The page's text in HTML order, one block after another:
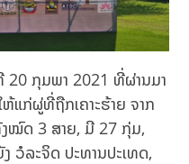
20 ກຸມພາ 2021 ທີ່ຜ່ານມາ
ແກ່ຜູ່ທີ່ຖືກເຄາະຮ້າຍ ຈາກ
ງໝົດ 3 ສາຍ, ມີ 27 ກຸ່ມ,
ວໍລະຈິດ ປະທານປະເທດ,